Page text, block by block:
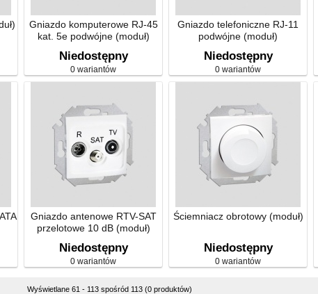
Gniazdo komputerowe RJ-45
kat. 5e podwójne (moduł)
Niedostępny
0 wariantów
Gniazdo telefoniczne RJ-11
podwójne (moduł)
Niedostępny
0 wariantów
Gniazdo antenowe RTV-SAT
przelotowe 10 dB (moduł)
Niedostępny
0 wariantów
Ściemniacz obrotowy (moduł)
Niedostępny
0 wariantów
Wyświetlane 61 - 113 spośród 113 (0 produktów)